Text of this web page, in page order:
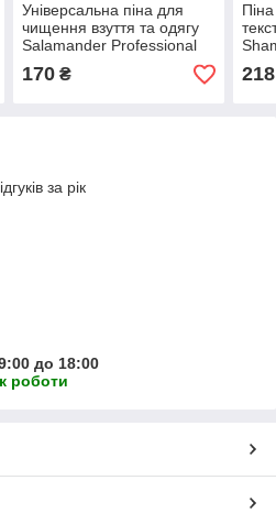
Універсальна піна для
чищення взуття та одягу
Salamander Professional
Combi Cleaner 200 мл
170₴ 218
за рік
до 18:00
роботи